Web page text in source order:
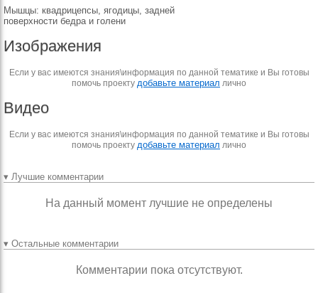
Мышцы: квадрицепсы, ягодицы, задней
поверхности бедра и голени
Изображения
Если у вас имеются знания\информация по данной тематике и Вы готовы
помочь проекту добавьте материал лично
Видео
Если у вас имеются знания\информация по данной тематике и Вы готовы
помочь проекту добавьте материал лично
▾ Лучшие комментарии
На данный момент лучшие не определены
▾ Остальные комментарии
Комментарии пока отсутствуют.